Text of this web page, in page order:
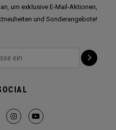
um exklusive E-Mail-Aktionen,
und Sonderangebote!